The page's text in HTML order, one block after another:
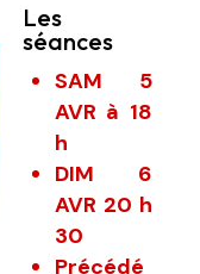
Les
séances
SAM 5
AVR à 18
h
DIM 6
AVR 20 h
30
Précédé